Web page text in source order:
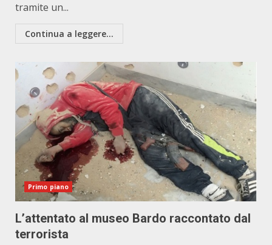
tramite un...
Continua a leggere...
Primo piano
L’attentato al museo Bardo raccontato dal
terrorista